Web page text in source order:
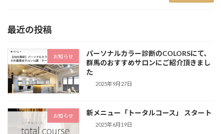
最近の投稿
お知らせ
パーソナルカラー診断のCOLORSにて、
群馬のおすすめサロンにご紹介頂きまし
た
2025年9月27日
お知らせ 新メニュー「トータルコース」 スタート
2025年6月19日